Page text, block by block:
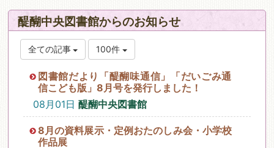
醍醐中央図書館からのお知らせ
全ての記事 100件
図書館だより「醍醐味通信」「だいごみ通
信こども版」8月号を発行しました！
08月01日 醍醐中央図書館
8月の資料展示・定例おたのしみ会・小学校
作品展